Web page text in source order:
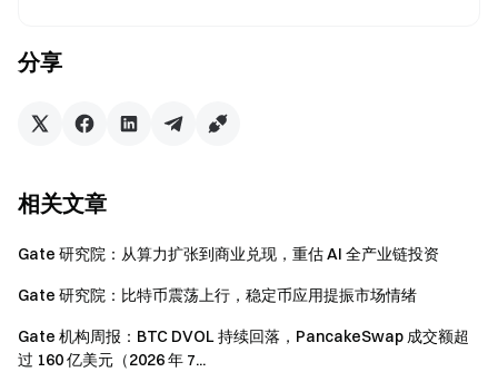
关注 X (Twitter)
进入全球社区，获取最新资讯
分享
相关文章
Gate 研究院：从算力扩张到商业兑现，重估 AI 全产业链投资
Gate 研究院：比特币震荡上行，稳定币应用提振市场情绪
Gate 机构周报：BTC DVOL 持续回落，PancakeSwap 成交额超
过 160 亿美元（2026 年 7...